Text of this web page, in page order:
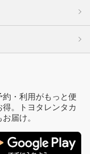
・利用がもっと便
。トヨタレンタカ
届け。